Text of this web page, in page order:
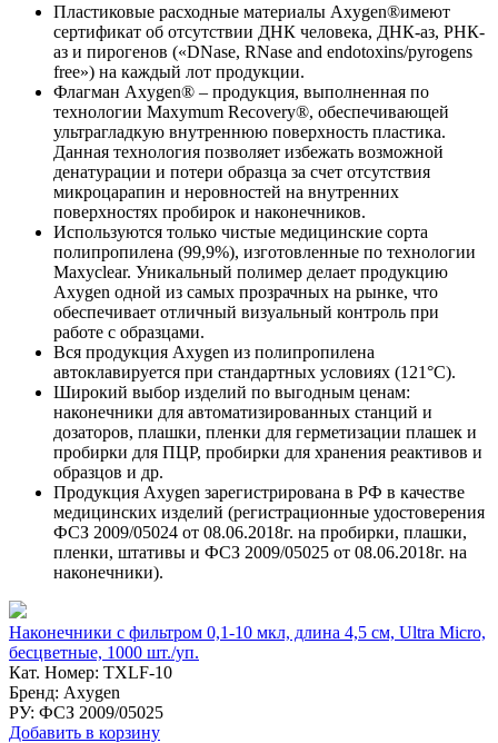
Пластиковые расходные материалы Axygen®имеют
сертификат об отсутствии ДНК человека, ДНК-аз, РНК-
аз и пирогенов («DNase, RNase and endotoxins/pyrogens
free») на каждый лот продукции.
Флагман Axygen® – продукция, выполненная по
технологии Maxymum Recovery®, обеспечивающей
ультрагладкую внутреннюю поверхность пластика.
Данная технология позволяет избежать возможной
денатурации и потери образца за счет отсутствия
микроцарапин и неровностей на внутренних
поверхностях пробирок и наконечников.
Используются только чистые медицинские сорта
полипропилена (99,9%), изготовленные по технологии
Maxyclear. Уникальный полимер делает продукцию
Axygen одной из самых прозрачных на рынке, что
обеспечивает отличный визуальный контроль при
работе с образцами.
Вся продукция Axygen из полипропилена
автоклавируется при стандартных условиях (121°С).
Широкий выбор изделий по выгодным ценам:
наконечники для автоматизированных станций и
дозаторов, плашки, пленки для герметизации плашек и
пробирки для ПЦР, пробирки для хранения реактивов и
образцов и др.
Продукция Axygen зарегистрирована в РФ в качестве
медицинских изделий (регистрационные удостоверения
ФСЗ 2009/05024 от 08.06.2018г. на пробирки, плашки,
пленки, штативы и ФСЗ 2009/05025 от 08.06.2018г. на
наконечники).
Наконечники с фильтром 0,1-10 мкл, длина 4,5 см, Ultra Micro,
бесцветные, 1000 шт./уп.
Кат. Номер: TXLF-10
Бренд: Axygen
РУ: ФСЗ 2009/05025
Добавить в корзину